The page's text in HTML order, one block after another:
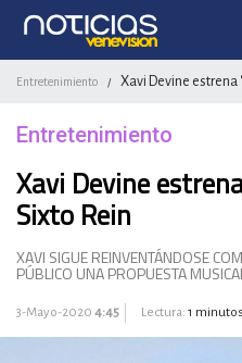
Entretenimiento / Xavi Devine estrena
Entretenimiento
Xavi Devine
Sixto Rein
XAVI SIGUE REINVENTÁNDOSE
PÚBLICO UNA PROPUESTA
3-Mayo-2020 4:45 Lectura: 1 minutos